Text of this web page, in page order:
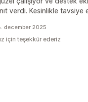
verdi. Kesinlikle tavsiye
december 2025
için teşekkür ederiz